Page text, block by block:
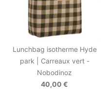
Lunchbag isotherme Hyde
park | Carreaux vert -
Nobodinoz
40,00 €